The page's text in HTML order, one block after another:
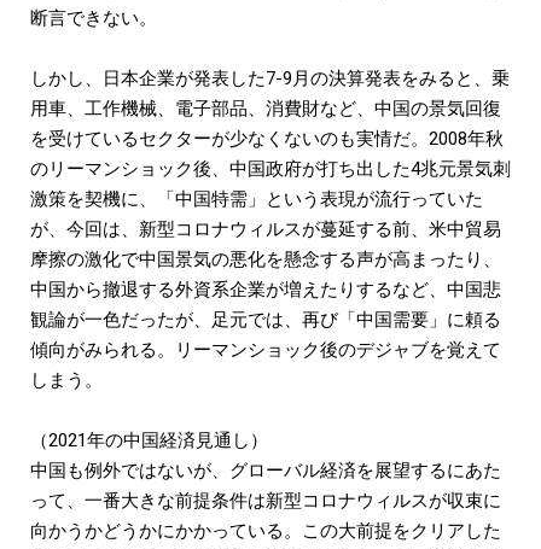
断言できない。
しかし、日本企業が発表した7-9月の決算発表をみると、乗
用車、工作機械、電子部品、消費財など、中国の景気回復
を受けているセクターが少なくないのも実情だ。2008年秋
のリーマンショック後、中国政府が打ち出した4兆元景気刺
激策を契機に、「中国特需」という表現が流行っていた
が、今回は、新型コロナウィルスが蔓延する前、米中貿易
摩擦の激化で中国景気の悪化を懸念する声が高まったり、
中国から撤退する外資系企業が増えたりするなど、中国悲
観論が一色だったが、足元では、再び「中国需要」に頼る
傾向がみられる。リーマンショック後のデジャブを覚えて
しまう。
（2021年の中国経済見通し）
中国も例外ではないが、グローバル経済を展望するにあた
って、一番大きな前提条件は新型コロナウィルスが収束に
向かうかどうかにかかっている。この大前提をクリアした